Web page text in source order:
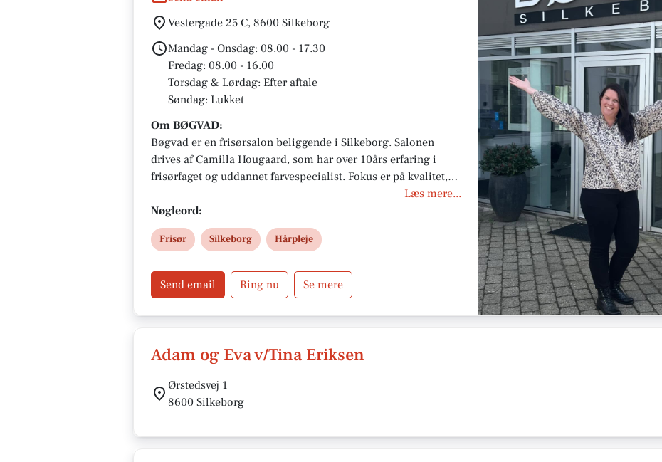
Vestergade 25 C, 8600 Silkeborg
Mandag - Onsdag: 08.00 - 17.30
Fredag: 08.00 - 16.00
Torsdag & Lørdag: Efter aftale
Søndag: Lukket
Om BØGVAD:
Bøgvad er en frisørsalon beliggende i Silkeborg. Salonen
drives af Camilla Hougaard, som har over 10års erfaring i
frisørfaget og uddannet farvespecialist. Fokus er på kvalitet,
professionel rådgivning og bæredygtige produkter. Salonen
prioriterer miljøvenlige løsninger og en behagelig
kundeoplevelse. Du kan finde salonen på Vestergade 25C og
booke tid online.
Læs mere...
Nøgleord:
Frisør Silkeborg Hårpleje
Send email Ring nu Se mere
Adam og Eva v/Tina Eriksen
Ørstedsvej 1
8600 Silkeborg